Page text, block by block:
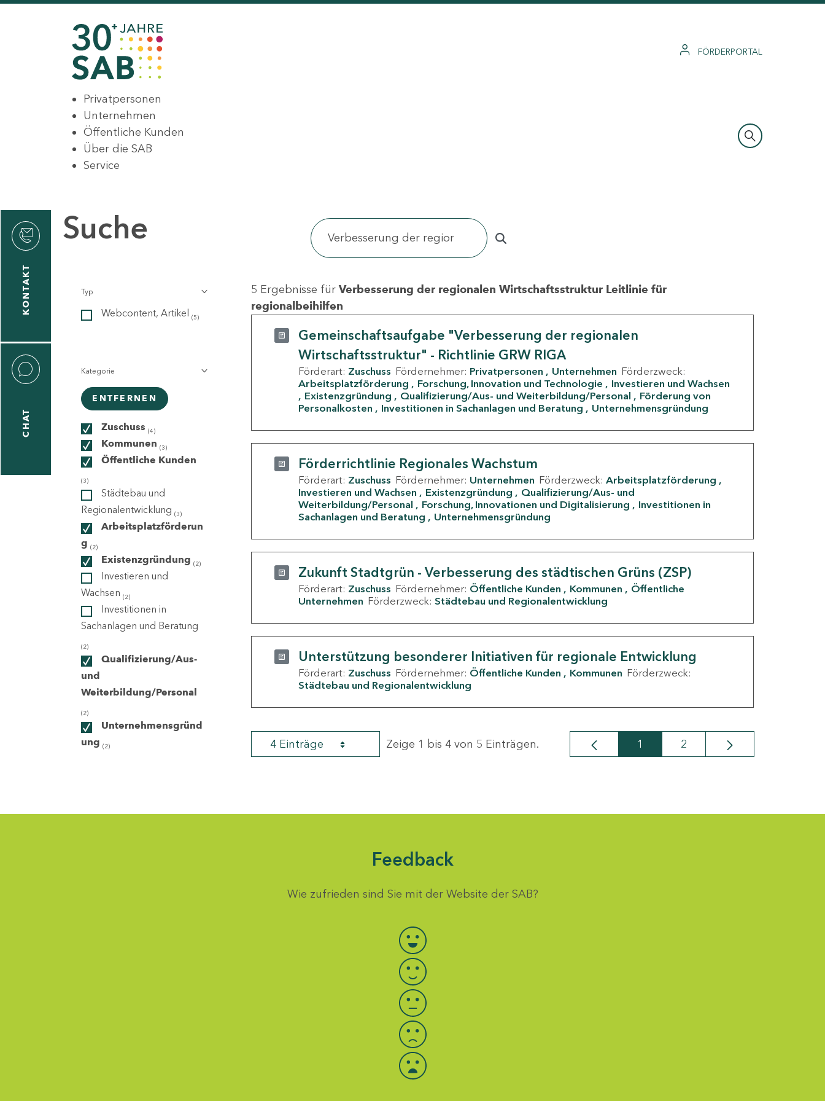
FÖRDERPORTAL
Privatpersonen
Unternehmen
Öffentliche Kunden
Über die SAB
Service
KONTAKT
CHAT
Suche
Typ
Webcontent, Artikel (5)
Kategorie
ENTFERNEN
Zuschuss (4)
Kommunen (3)
Öffentliche Kunden
(3)
Städtebau und
Regionalentwicklung (3)
Arbeitsplatzförderun
g (2)
Existenzgründung (2)
Investieren und
Wachsen (2)
Investitionen in
Sachanlagen und Beratung
(2)
Qualifizierung/Aus-
und
Weiterbildung/Personal
(2)
Unternehmensgründ
ung (2)
5 Ergebnisse für Verbesserung der regionalen Wirtschaftsstruktur Leitlinie für
regionalbeihilfen
Gemeinschaftsaufgabe "Verbesserung der regionalen
Wirtschaftsstruktur" - Richtlinie GRW RIGA
Förderart: Zuschuss Fördernehmer: Privatpersonen Unternehmen Förderzweck:
Arbeitsplatzförderung
Forschung, Innovation und Technologie
Investieren und Wachsen
Existenzgründung
Qualifizierung/Aus- und Weiterbildung/Personal
Förderung von
Personalkosten
Investitionen in Sachanlagen und Beratung Unternehmensgründung
Förderrichtlinie Regionales Wachstum
Förderart: Zuschuss Fördernehmer: Unternehmen Förderzweck: Arbeitsplatzförderung
Investieren und Wachsen
Existenzgründung
Qualifizierung/Aus- und
Weiterbildung/Personal
Forschung, Innovationen und Digitalisierung
Investitionen in
Sachanlagen und Beratung
Unternehmensgründung
Zukunft Stadtgrün - Verbesserung des städtischen Grüns (ZSP)
Förderart: Zuschuss Fördernehmer: Öffentliche Kunden Kommunen
Öffentliche
Unternehmen Förderzweck: Städtebau und Regionalentwicklung
Unterstützung besonderer Initiativen für regionale Entwicklung
Förderart: Zuschuss Fördernehmer: Öffentliche Kunden Kommunen Förderzweck:
Städtebau und Regionalentwicklung
4 Einträge Zeige 1 bis 4 von 5 Einträgen. Seite
1 Seite
2
Feedback
Wie zufrieden sind Sie mit der Website der SAB?
Bewertung auswählen